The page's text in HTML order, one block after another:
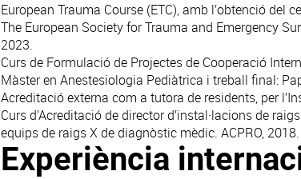
European Trauma Course (ETC), amb l’obtenció del
The European Society for Trauma and Emergency
2023.
Curs de Formulació de Projectes de Cooperació
Màster en Anestesiologia Pediàtrica i treball final:
Acreditació externa com a tutora de residents, per
Curs d’Acreditació de director d’instal·lacions de
equips de raigs X de diagnòstic mèdic. ACPRO, 2018.
Experiència